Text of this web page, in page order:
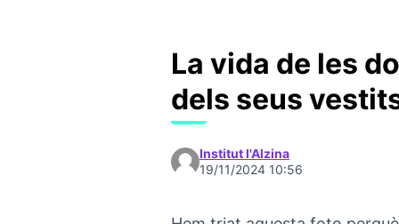
La vida de les
dels seus
Institut l'Alzina
19/11/2024 10:56